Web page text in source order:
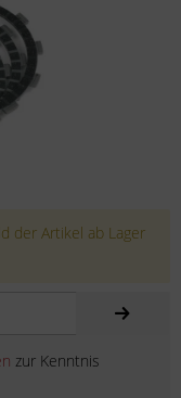
der Artikel ab Lager
zur Kenntnis